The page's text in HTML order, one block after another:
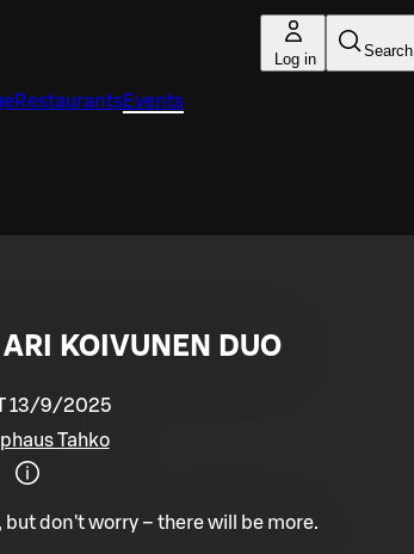
Log in Search
RestaurantsEvents
KOIVUNEN DUO
13/9/2025
Tahko
but don't worry – there will be more.